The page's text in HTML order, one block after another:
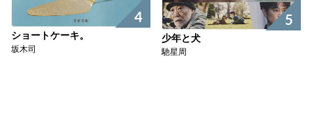
4
ショートケーキ。
坂木司
5
少年と犬
馳星周